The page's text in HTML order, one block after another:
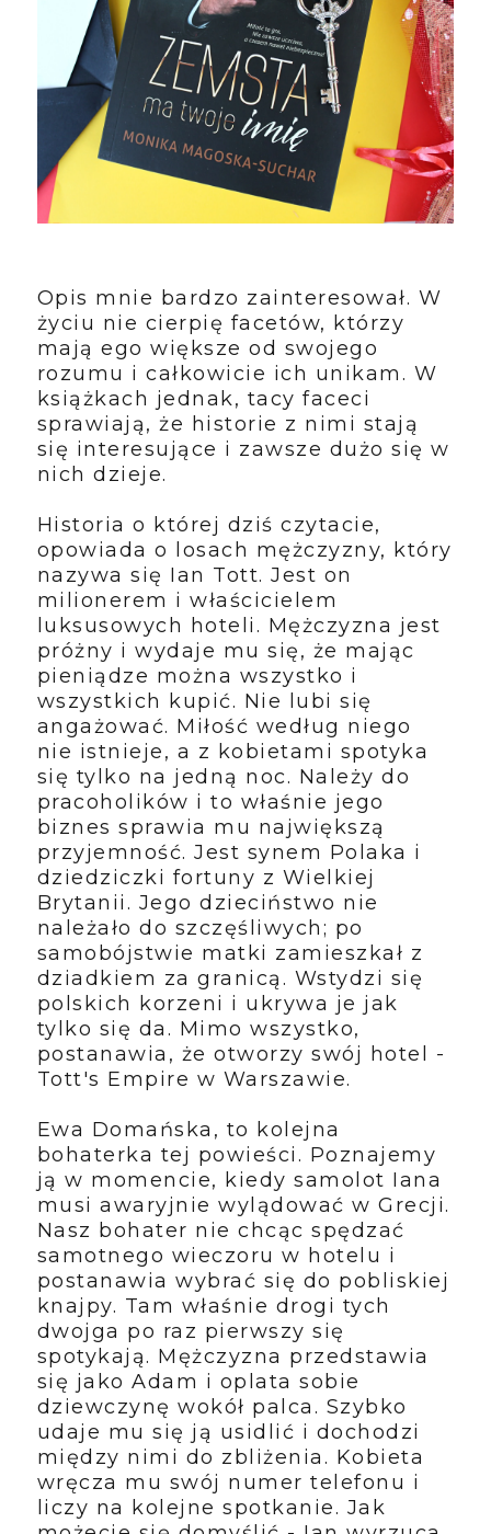
Opis mnie bardzo zainteresował. W
życiu nie cierpię facetów, którzy
mają ego większe od swojego
rozumu i całkowicie ich unikam. W
książkach jednak, tacy faceci
sprawiają, że historie z nimi stają
się interesujące i zawsze dużo się w
nich dzieje.
Historia o której dziś czytacie,
opowiada o losach mężczyzny, który
nazywa się Ian Tott. Jest on
milionerem i właścicielem
luksusowych hoteli. Mężczyzna jest
próżny i wydaje mu się, że mając
pieniądze można wszystko i
wszystkich kupić. Nie lubi się
angażować. Miłość według niego
nie istnieje, a z kobietami spotyka
się tylko na jedną noc. Należy do
pracoholików i to właśnie jego
biznes sprawia mu największą
przyjemność. Jest synem Polaka i
dziedziczki fortuny z Wielkiej
Brytanii. Jego dzieciństwo nie
należało do szczęśliwych; po
samobójstwie matki zamieszkał z
dziadkiem za granicą. Wstydzi się
polskich korzeni i ukrywa je jak
tylko się da. Mimo wszystko,
postanawia, że otworzy swój hotel -
Tott's Empire w Warszawie.
Ewa Domańska, to kolejna
bohaterka tej powieści. Poznajemy
ją w momencie, kiedy samolot Iana
musi awaryjnie wylądować w Grecji.
Nasz bohater nie chcąc spędzać
samotnego wieczoru w hotelu i
postanawia wybrać się do pobliskiej
knajpy. Tam właśnie drogi tych
dwojga po raz pierwszy się
spotykają. Mężczyzna przedstawia
się jako Adam i oplata sobie
dziewczynę wokół palca. Szybko
udaje mu się ją usidlić i dochodzi
między nimi do zbliżenia. Kobieta
wręcza mu swój numer telefonu i
liczy na kolejne spotkanie. Jak